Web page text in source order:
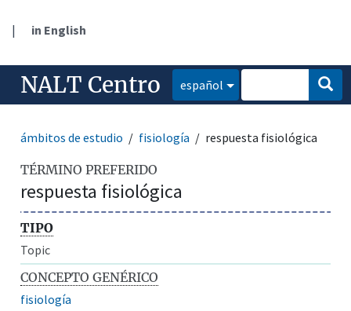
| in English
NALT Centro español
ámbitos de estudio fisiología respuesta fisiológica
TÉRMINO PREFERIDO
respuesta fisiológica
TIPO
Topic
CONCEPTO GENÉRICO
fisiología